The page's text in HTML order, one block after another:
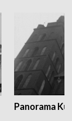
Panorama